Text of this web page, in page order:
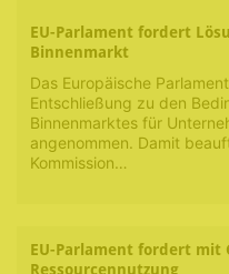
EU-Parlament fordert
Binnenmarkt
Das Europäische
Entschließung zu den
Binnenmarktes für
angenommen. Damit
Kommission…
EU-Parlament fordert mit
Ressourcennutzung